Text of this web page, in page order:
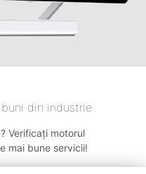
din industrie
Verificați motorul
mai bune servicii!